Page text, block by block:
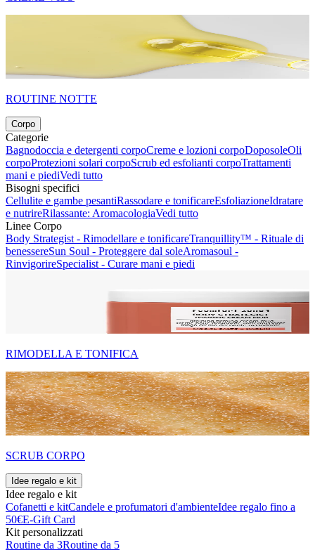
ROUTINE NOTTE
Corpo
Categorie
Bagnodoccia e detergenti corpoCreme e lozioni corpoDoposoleOli
corpoProtezioni solari corpoScrub ed esfolianti corpoTrattamenti
mani e piediVedi tutto
Bisogni specifici
Cellulite e gambe pesantiRassodare e tonificareEsfoliazioneIdratare
e nutrireRilassante: AromacologiaVedi tutto
Linee Corpo
Body Strategist - Rimodellare e tonificareTranquillity™ - Rituale di
benessereSun Soul - Proteggere dal soleAromasoul -
RinvigorireSpecialist - Curare mani e piedi
RIMODELLA E TONIFICA
SCRUB CORPO
Idee regalo e kit
Idee regalo e kit
Cofanetti e kitCandele e profumatori d'ambienteIdee regalo fino a
50€E-Gift Card
Kit personalizzati
Routine da 3Routine da 5